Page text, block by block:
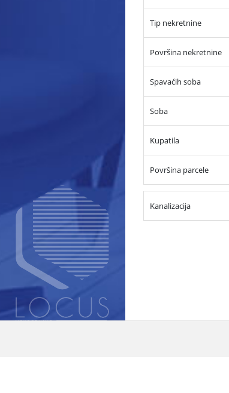
Tip nekretnine
Površina nekretnine
Spavaćih soba
Soba
Kupatila
Površina parcele
Kanalizacija